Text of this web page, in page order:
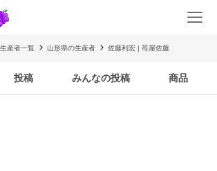
生産者一覧 山形県の生産者 佐藤利宏 | 苺屋佐藤
投稿 みんなの投稿 商品